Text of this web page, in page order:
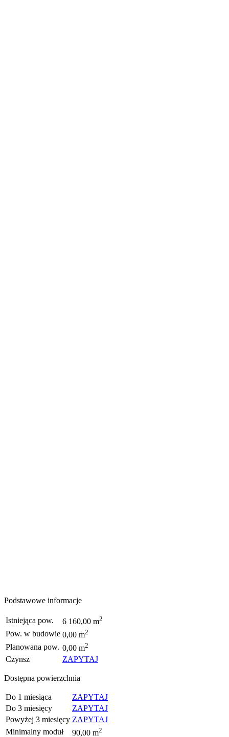
Podstawowe informacje
Istniejąca pow. 6 160,00 m2
Pow. w budowie 0,00 m2
Planowana pow. 0,00 m2
Czynsz ZAPYTAJ
Dostępna powierzchnia
Do 1 miesiąca
ZAPYTAJ
Do 3 miesięcy
ZAPYTAJ
Powyżej 3 miesięcy ZAPYTAJ
Minimalny moduł
90,00 m2